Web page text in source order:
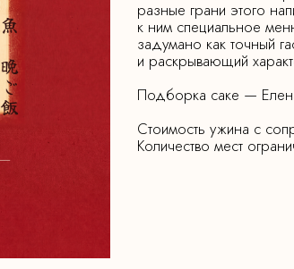
разные грани этого
к ним специальное
задумано как точный
и раскрывающий
Подборка саке —
Стоимость ужина с
Количество мест